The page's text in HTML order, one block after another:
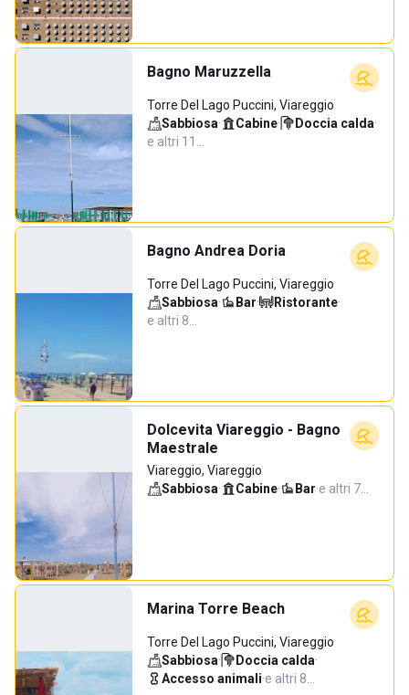
Bagno Maruzzella
Torre Del Lago Puccini, Viareggio
Sabbiosa· Cabine· Doccia calda·
e altri 11…
Bagno Andrea Doria
Torre Del Lago Puccini, Viareggio
Sabbiosa· Bar· Ristorante·
e altri 8…
Dolcevita Viareggio - Bagno
Maestrale
Viareggio, Viareggio
Sabbiosa· Cabine· Bar·e altri 7…
Marina Torre Beach
Torre Del Lago Puccini, Viareggio
Sabbiosa· Doccia calda·
Accesso animali·e altri 8…